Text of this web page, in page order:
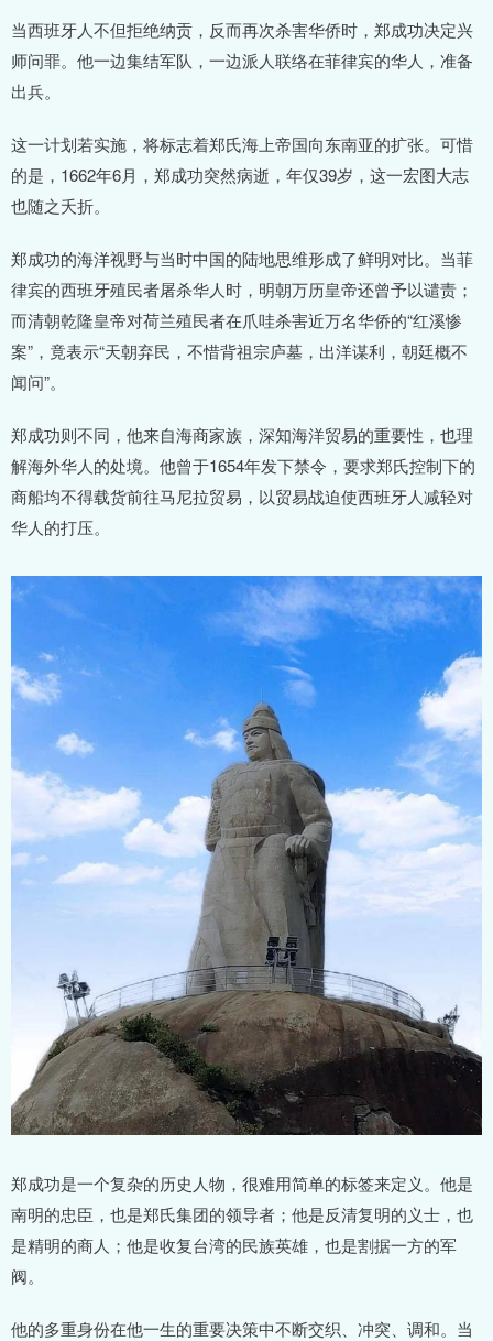
当西班牙人不但拒绝纳贡，反而再次杀害华侨时，郑成功决定兴
师问罪。他一边集结军队，一边派人联络在菲律宾的华人，准备
出兵。
这一计划若实施，将标志着郑氏海上帝国向东南亚的扩张。可惜
的是，1662年6月，郑成功突然病逝，年仅39岁，这一宏图大志
也随之夭折。
郑成功的海洋视野与当时中国的陆地思维形成了鲜明对比。当菲
律宾的西班牙殖民者屠杀华人时，明朝万历皇帝还曾予以谴责；
而清朝乾隆皇帝对荷兰殖民者在爪哇杀害近万名华侨的“红溪惨
案”，竟表示“天朝弃民，不惜背祖宗庐墓，出洋谋利，朝廷概不
闻问”。
郑成功则不同，他来自海商家族，深知海洋贸易的重要性，也理
解海外华人的处境。他曾于1654年发下禁令，要求郑氏控制下的
商船均不得载货前往马尼拉贸易，以贸易战迫使西班牙人减轻对
华人的打压。
郑成功是一个复杂的历史人物，很难用简单的标签来定义。他是
南明的忠臣，也是郑氏集团的领导者；他是反清复明的义士，也
是精明的商人；他是收复台湾的民族英雄，也是割据一方的军
阀。
他的多重身份在他一生的重要决策中不断交织、冲突、调和。当